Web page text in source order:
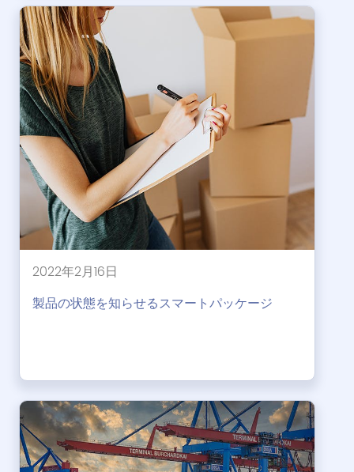
2022年2月16日
製品の状態を知らせるスマートパッケージ